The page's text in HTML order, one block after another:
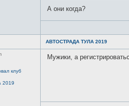
А они когда?
клуб
2019
АВТОСТРАДА ТУЛА 2019
Мужики, а